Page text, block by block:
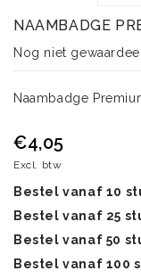
NAAMBADGE
Nog niet
Naambadge
€4,05
Excl. btw
Bestel vanaf 10
Bestel vanaf 25
Bestel vanaf 50
Bestel vanaf 100